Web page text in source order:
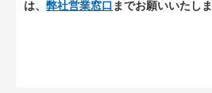
は、 弊社営業窓口 までお願いいたしま